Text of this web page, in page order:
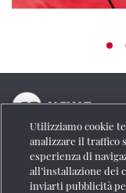
La testata online
Social
Utilizziamo cookie
analizzare il traffico
esperienza di
all’installazione dei
inviarti pubblicità